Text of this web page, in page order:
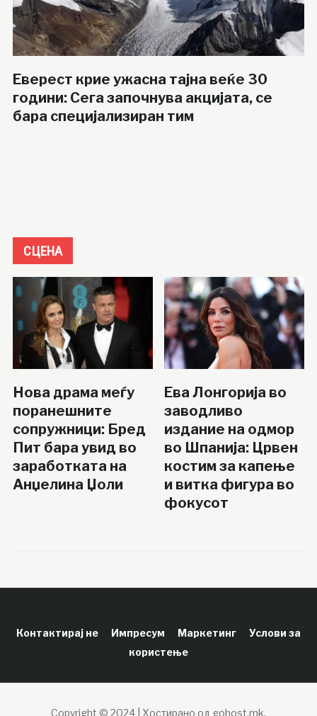
Еверест крие ужасна тајна веќе 30
години: Сега започнува акцијата, се
бара специјализиран тим
СЦЕНА
Нова драма меѓу
поранешните
сопружници: Бред
Пит бара увид во
заработката на
Анџелина Џоли
Ева Лонгорија во
заводливо
издание на одмор
во Шпанија: Црвен
костим за капење
и витка фигура во
фокусот
Контактирај не Импресум Маркетинг
Услови за
користење
Copyright © 2024 | Хостирано од gohost.mk.